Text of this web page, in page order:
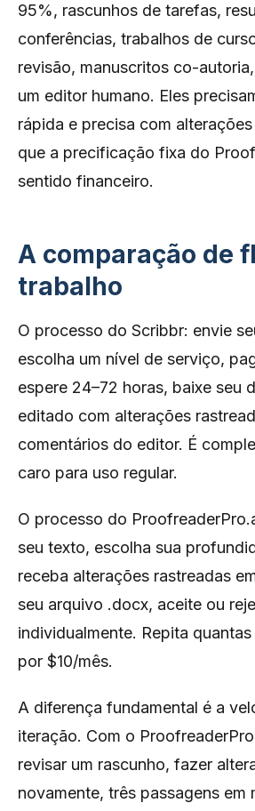
95%, rascunhos de tarefas,
conferências, trabalhos de
revisão, manuscritos co-
um editor humano. Eles
rápida e precisa com
que a precificação fixa do
sentido financeiro.
A comparação de
trabalho
O processo do Scribbr: envie
escolha um nível de serviço,
espere 24–72 horas, baixe seu
editado com alterações
comentários do editor. É
caro para uso regular.
O processo do
seu texto, escolha sua
receba alterações rastreadas
seu arquivo .docx, aceite ou
individualmente. Repita
por $10/mês.
A diferença fundamental é a
iteração. Com o
revisar um rascunho, fazer
novamente, três passagens em